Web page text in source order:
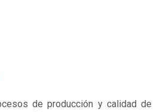
de producción y calidad de